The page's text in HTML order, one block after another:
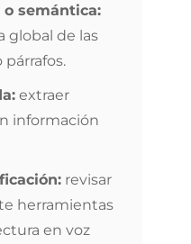
semántica:
global de las
párrafos.
extraer
información
revisar
herramientas
en voz